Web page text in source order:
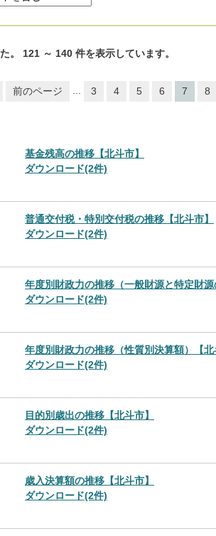
。 121 ～ 140 件を表示しています。
前のページ ... 3 4 5 6 7 8
基金残高の推移【北斗市】
ダウンロード(2件)
普通交付税・特別交付税の推移【北斗市】
ダウンロード(2件)
年度別財政力の推移（一般財源と特定財
ダウンロード(2件)
年度別財政力の推移（性質別決算額）【
ダウンロード(2件)
目的別歳出の推移【北斗市】
ダウンロード(2件)
歳入決算額の推移【北斗市】
ダウンロード(2件)